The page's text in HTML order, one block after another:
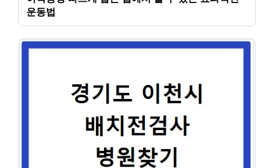
운동법